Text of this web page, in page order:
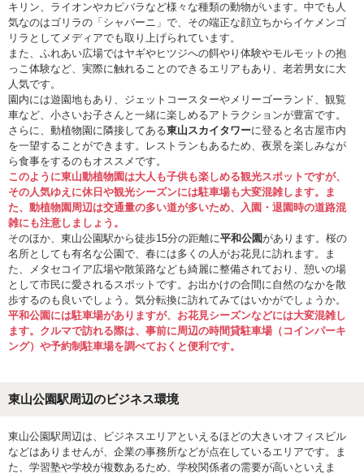
キリン、ライオンやカピバラなど様々な種類の動物がいます。中でも人
気なのはゴリラの「シャバーニ」で、その端正な顔立ちからイケメンゴ
リラとしてメディアでも取り上げられています。
また、ふれあい広場ではヤギやヒツジへの餌やり体験やモルモットの抱
っこ体験など、実際に触れることのできるエリアもあり、老若男女に大
人気です。
園内には遊園地もあり、ジェットコースターやメリーゴーランド、観覧
車など、小さいお子さんと一緒に楽しめるアトラクションが豊富です。
さらに、動植物園に隣接してある東山スカイタワーに登ると名古屋市内
を一望することができます。レストランもあるため、夜景を楽しみなが
ら食事をするのもオススメです。
このように東山動植物園は大人も子供も楽しめる観光スポットですが、
その人気ゆえに休日や観光シーズンには駐車場も大変混雑します。ま
た、動植物園周辺は交通量の多い道が多いため、入園・退園時の道路混
雑にも注意しましょう。
そのほか、東山公園駅から徒歩15分の距離に平和公園があります。桜の
名所としても有名な公園で、春には多くの人がお花見に訪れます。ま
た、メタセコイア広場や散策路なども綺麗に整備されており、憩いの場
として市民に愛されるスポットです。お出かけの合間に自然のなかを散
歩するのも良いでしょう。気分転換に訪れてみてはいかがでしょうか。
平和公園には駐車場がありますが、お花見シーズンなどには大変混雑し
ます。クルマで訪れる際は、事前に周辺の時間貸駐車場（コインパーキ
ング）や予約制駐車場を調べておくと便利です。
東山公園駅周辺のビジネス環境
東山公園駅周辺は、ビジネスエリアといえるほどの大きいオフィスビル
などはありませんが、企業の事務所などが点在しているエリアです。ま
た、学習塾や学校が複数あるため、学校関係者の需要が高いといえま